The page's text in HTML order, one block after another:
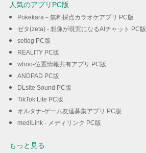
人気のアプリPC版
Pokekara－無料採点カラオケアプリ PC版
ゼタ(zeta) - 想像が現実になるAIチャット PC版
setlog PC版
REALITY PC版
whoo-位置情報共有アプリ PC版
ANDPAD PC版
DLsite Sound PC版
TikTok Lite PC版
オルタナ-ゲーム友達募集アプリ PC版
mediLink - メディリンク PC版
もっと見る